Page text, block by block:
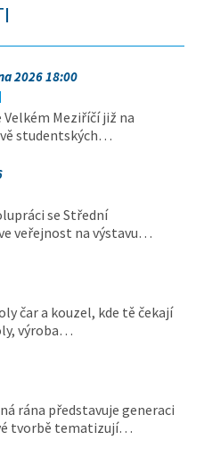
2026 18:00
Meziříčí již na
studentských…
se Střední
veřejnost na výstavu…
čar a kouzel, kde tě čekají
výroba…
rána představuje generaci
tvorbě tematizují…